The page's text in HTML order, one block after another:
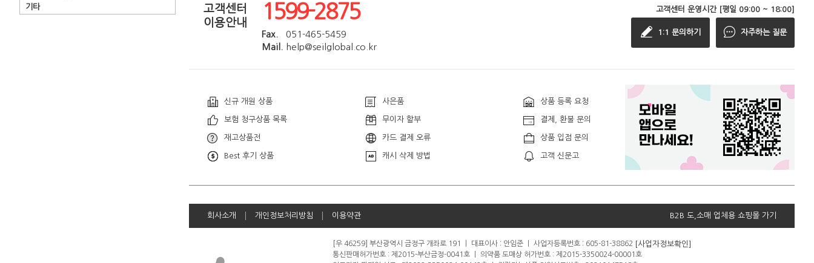
기타
고객센터
이용안내
1599-2875
Fax.
051-465-5459
Mail. help@seilglobal.co.kr
고객센터 운영시간 [평일 09:00 ~ 18:00]
1:1 문의하기 자주하는 질문
신규 개원 상품 사은품 상품 등록 요청
보험 청구상품 목록 무이자 할부 결제, 환불 문의
재고상품전 카드 결제 오류 상품 입점 문의
Best 후기 상품 캐시 삭제 방법 고객 신문고
회사소개 개인정보처리방침 이용약관 B2B 도,소매 업체용 쇼핑몰 가기
[우 46259] 부산광역시 금정구 개좌로 191 대표이사 : 안임준 사업자등록번호 : 605-81-38862 [사업자정보확인]
통신판매허가번호 : 제2015-부산금정-0041호
의약품 도매상 허가번호 : 제2015-3350024-00001호